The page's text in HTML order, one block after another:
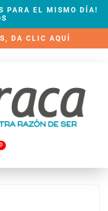
PARA EL MISMO DÍA!
DA CLIC AQUÍ
0